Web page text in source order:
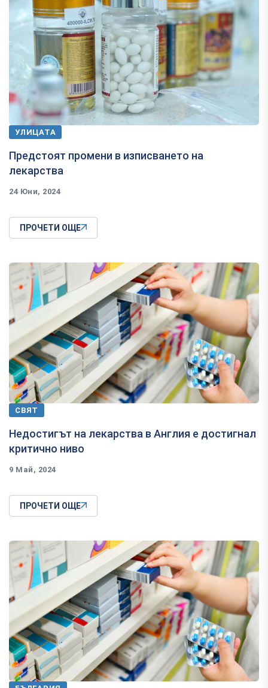
УЛИЦАТА
Предстоят промени в изписването на
лекарства
24 Юни, 2024
ПРОЧЕТИ ОЩЕ
СВЯТ
Недостигът на лекарства в Англия е достигнал
критично ниво
9 Май, 2024
ПРОЧЕТИ ОЩЕ